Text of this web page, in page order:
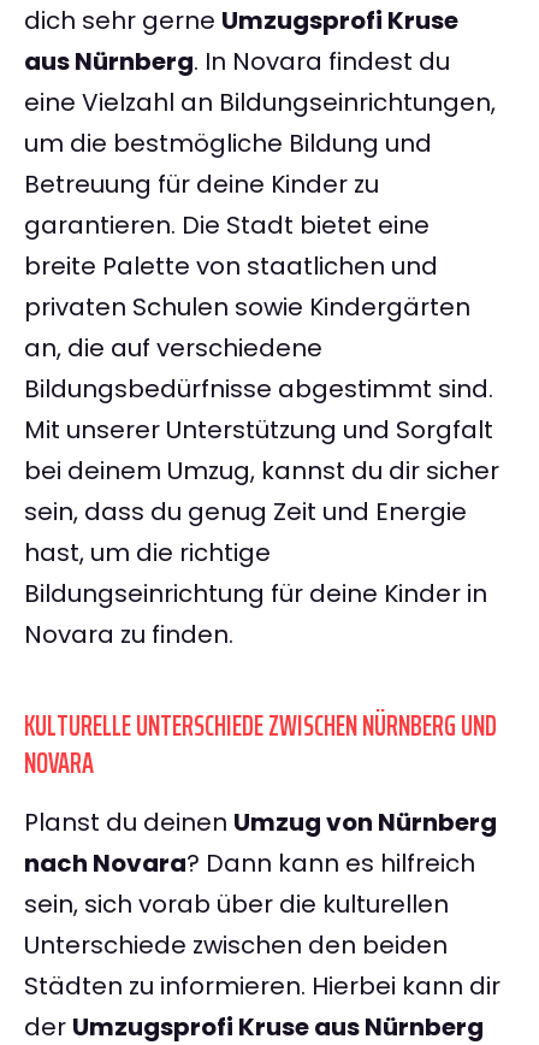
dich sehr gerne Umzugsprofi Kruse
aus Nürnberg. In Novara findest du
eine Vielzahl an Bildungseinrichtungen,
um die bestmögliche Bildung und
Betreuung für deine Kinder zu
garantieren. Die Stadt bietet eine
breite Palette von staatlichen und
privaten Schulen sowie Kindergärten
an, die auf verschiedene
Bildungsbedürfnisse abgestimmt sind.
Mit unserer Unterstützung und Sorgfalt
bei deinem Umzug, kannst du dir sicher
sein, dass du genug Zeit und Energie
hast, um die richtige
Bildungseinrichtung für deine Kinder in
Novara zu finden.
KULTURELLE UNTERSCHIEDE ZWISCHEN NÜRNBERG UND
NOVARA
Planst du deinen Umzug von Nürnberg
nach Novara? Dann kann es hilfreich
sein, sich vorab über die kulturellen
Unterschiede zwischen den beiden
Städten zu informieren. Hierbei kann dir
der Umzugsprofi Kruse aus Nürnberg